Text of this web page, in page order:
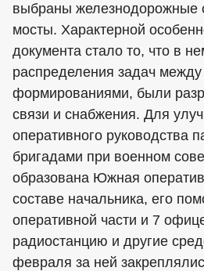
выбраны железнодорожные
мосты. Характерной
документа стало то, что в
распределения задач между
формированиями, были
связи и снабжения. Для
оперативного руководства
бригадами при военном
образована Южная
составе начальника, его
оперативной части и 7
радиостанцию и другие
февраля за ней